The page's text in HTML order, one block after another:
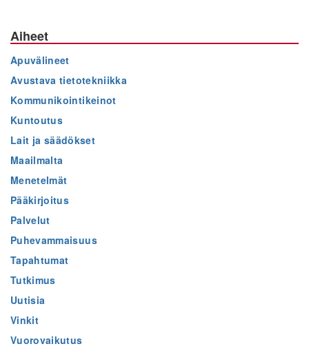
Aiheet
Apuvälineet
Avustava tietotekniikka
Kommunikointikeinot
Kuntoutus
Lait ja säädökset
Maailmalta
Menetelmät
Pääkirjoitus
Palvelut
Puhevammaisuus
Tapahtumat
Tutkimus
Uutisia
Vinkit
Vuorovaikutus